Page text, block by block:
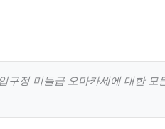
구정 미들급 오마카세에 대한 모